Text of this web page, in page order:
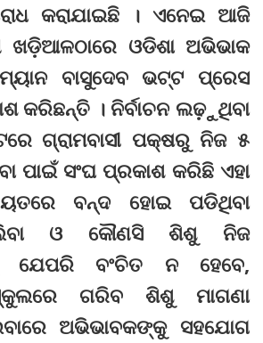
କରାଯାଇଛି । ଏନେଇ ଆଜି
ଖଡ଼ିଆଳଠାରେ ଓଡିଶା ଅଭିଭାକ
ବାସୁଦେବ ଭଟ୍ଟ ପ୍ରେସ
କରିଛନ୍ତି । ନିର୍ବାଚନ ଲଢ଼ୁଥିବା
ଗ୍ରାମବାସୀ ପକ୍ଷରୁ ନିଜ ୫
ପାଇଁ ସଂଘ ପ୍ରକାଶ କରିଛି ଏହା
ବନ୍ଦ ହୋଇ ପଡିଥିବା
ଓ କୌଣସି ଶିଶୁ ନିଜ
ଯେପରି ବଂଚିତ ନ ହେବେ,
ଗରିବ ଶିଶୁ ମାଗଣା
ଅଭିଭାବକଙ୍କୁ ସହଯୋଗ